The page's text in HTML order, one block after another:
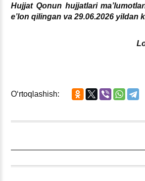
Hujjat Qonun hujjatlari
e’lon qilingan va 29.06.2026 yildan
Oʻrtoqlashish: